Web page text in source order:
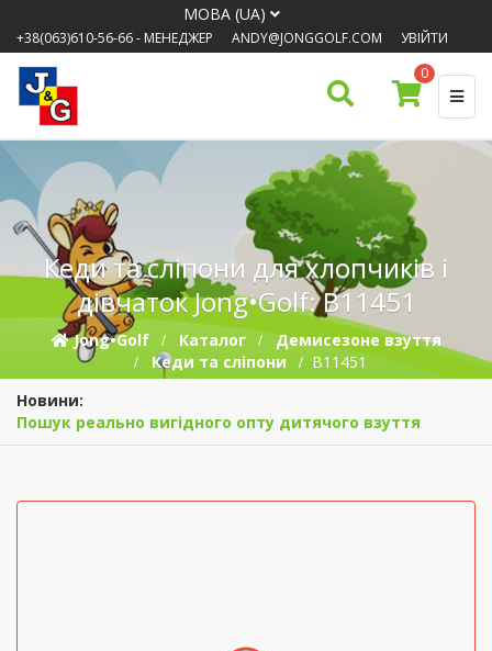
МОВА (UA)
+38(063)610-56-66- МЕНЕДЖЕР ANDY@JONGGOLF.COM
УВІЙТИ
0
Кеди та сліпони для хлопчиків і
дівчаток Jong•Golf: B11451
Jong•Golf Каталог
Демисезонe взуття
Кеди та сліпони
B11451
Новини:
Пошук реально вигідного опту дитячого взуття